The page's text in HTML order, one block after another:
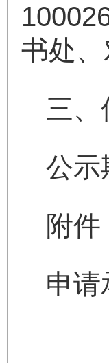
书处、
三
公示
附件
申请